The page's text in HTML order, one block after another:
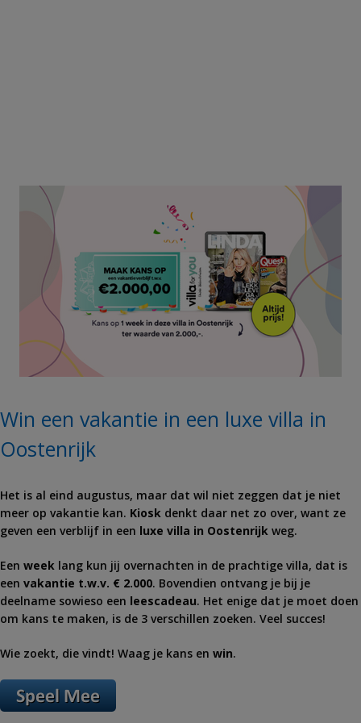
Win een vakantie in een luxe villa in
Oostenrijk
Het is al eind augustus, maar dat wil niet zeggen dat je niet
meer op vakantie kan. Kiosk denkt daar net zo over, want ze
geven een verblijf in een luxe villa in Oostenrijk weg.
Een week lang kun jij overnachten in de prachtige villa, dat is
een vakantie t.w.v. € 2.000. Bovendien ontvang je bij je
deelname sowieso een leescadeau. Het enige dat je moet doen
om kans te maken, is de 3 verschillen zoeken. Veel succes!
Wie zoekt, die vindt! Waag je kans en win.